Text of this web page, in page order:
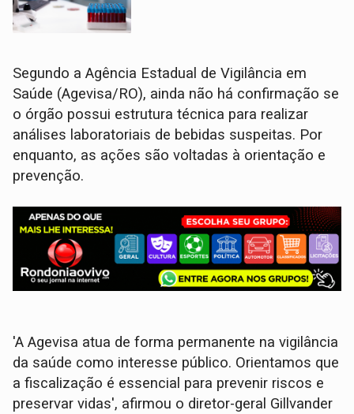
Segundo a Agência Estadual de Vigilância em
Saúde (Agevisa/RO), ainda não há confirmação se
o órgão possui estrutura técnica para realizar
análises laboratoriais de bebidas suspeitas. Por
enquanto, as ações são voltadas à orientação e
prevenção.
'A Agevisa atua de forma permanente na vigilância
da saúde como interesse público. Orientamos que
a fiscalização é essencial para prevenir riscos e
preservar vidas', afirmou o diretor-geral Gillvander